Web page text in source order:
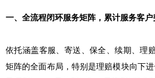
一、全流程闭环服务矩阵，累计服务客户
依托涵盖客服、寄送、保全、续期、理
矩阵的全面布局，特别是理赔模块向下